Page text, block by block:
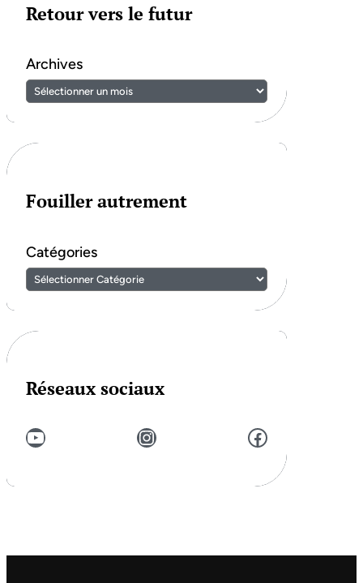
Retour vers le futur
Archives
Fouiller autrement
Catégories
Réseaux sociaux
YouTube Instagram Facebook